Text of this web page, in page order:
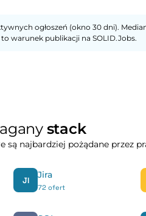
ogłoszeń (okno 30 dni).
warunek publikacji na SOLID.Jobs.
stack
są najbardziej pożądane przez
JI
Jira
72 ofert